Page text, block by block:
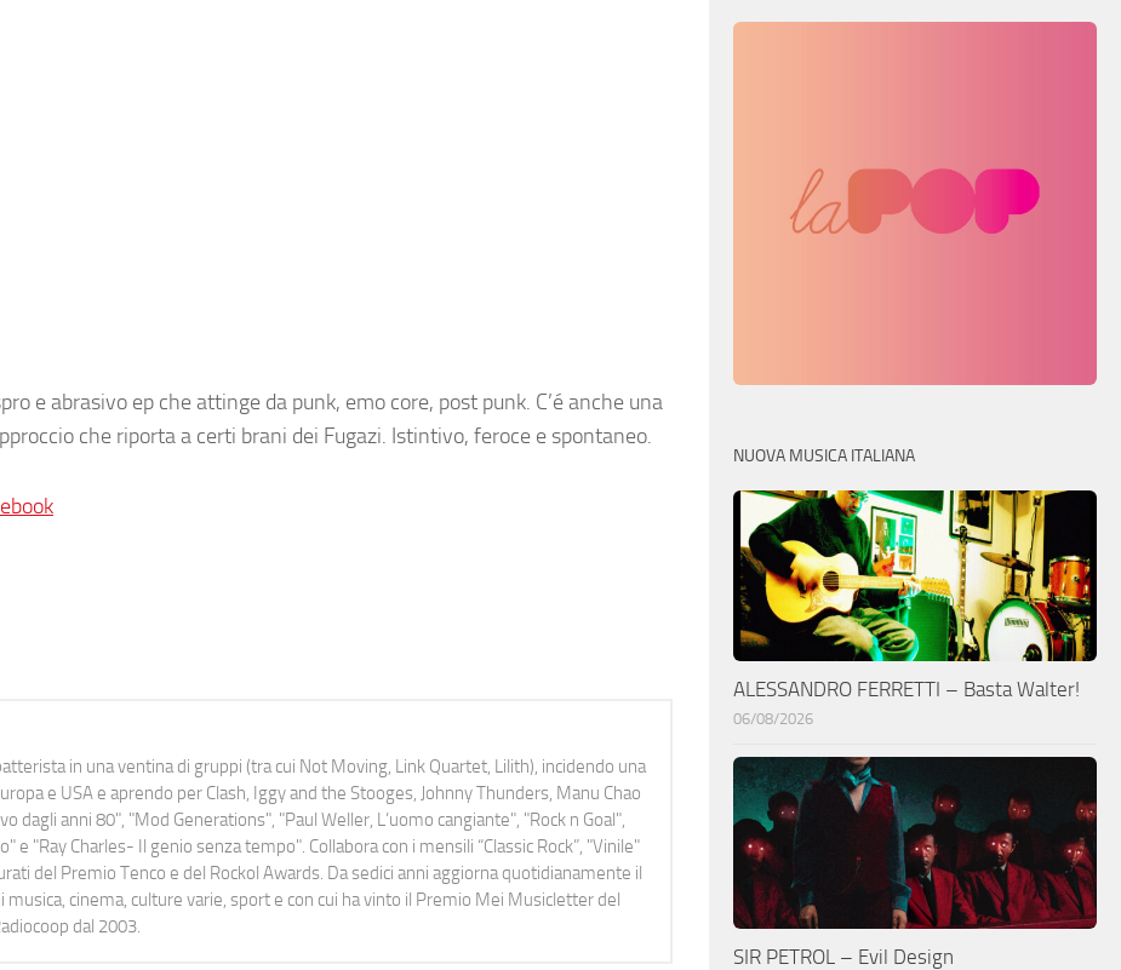
e abrasivo ep che attinge da punk, emo core, post punk. C’é anche una
che riporta a certi brani dei Fugazi. Istintivo, feroce e spontaneo.
in una ventina di gruppi (tra cui Not Moving, Link Quartet, Lilith), incidendo una
e USA e aprendo per Clash, Iggy and the Stooges, Johnny Thunders, Manu Chao
dagli anni 80", "Mod Generations", "Paul Weller, L’uomo cangiante", "Rock n Goal",
e "Ray Charles- Il genio senza tempo". Collabora con i mensili “Classic Rock”, "Vinile"
del Premio Tenco e del Rockol Awards. Da sedici anni aggiorna quotidianamente il
cinema, culture varie, sport e con cui ha vinto il Premio Mei Musicletter del
dal 2003.
NUOVA MUSICA ITALIANA
ALESSANDRO FERRETTI – Basta Walter!
06/08/2026
SIR PETROL – Evil Design